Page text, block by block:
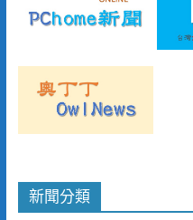
新聞分類